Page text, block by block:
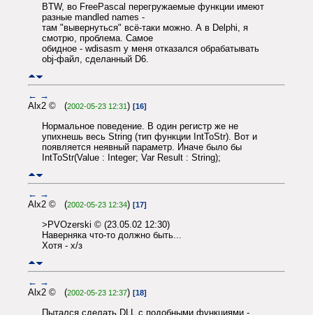
BTW, во FreePascal перегружаемые функции имеют
разные mandled names -
там "вывернуться" всё-таки можно. А в Delphi, я
смотрю, проблема. Самое
обидное - wdisasm у меня отказался обрабатывать
obj-файл, сделанный D6.
← →
Alx2 © (2002-05-23 12:31 ) [16]
Нормальное поведение. В один регистр же не
упихнешь весь String (тип функции IntToStr). Вот и
появляется неявный параметр. Иначе было бы
IntToStr(Value : Integer; Var Result : String);
← →
Alx2 © (2002-05-23 12:34) [17]
>PVOzerski © (23.05.02 12:30)
Наверняка что-то должно быть...
Хотя - х/з
← →
Alx2 © (2002-05-23 12:37) [18]
Пытался сделать DLL с подобными функциями -